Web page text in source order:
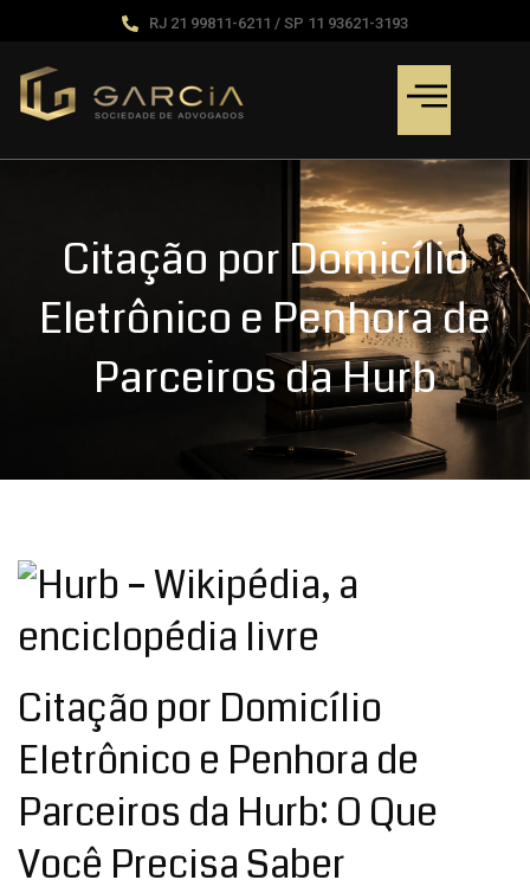
RJ 21 99811-6211 / SP 11 93621-3193
Citação por Domicílio
Eletrônico e Penhora de
Parceiros da Hurb
Citação por Domicílio
Eletrônico e Penhora de
Parceiros da Hurb: O Que
Você Precisa Saber